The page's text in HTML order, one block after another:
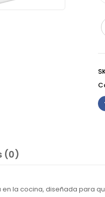
(0)
la cocina, diseñada